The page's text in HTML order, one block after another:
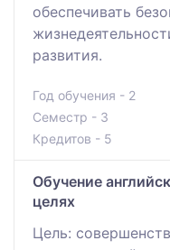
обеспечивать
развития.
Год обучения - 2
Семестр - 3
Кредитов - 5
Обучение
целях
Цель: